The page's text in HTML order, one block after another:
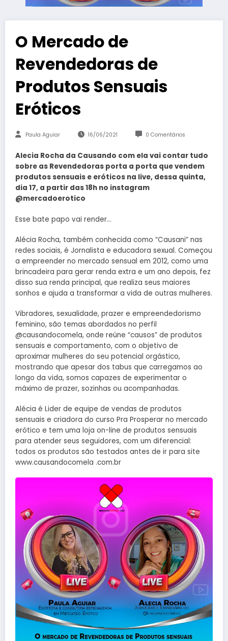
O Mercado de
Revendedoras de
Produtos Sensuais
Eróticos
Paula Aguiar 16/06/2021 0 Comentários
Alecia Rocha da Causando com ela vai contar tudo
sobre as Revendedoras porta a porta que vendem
produtos sensuais e eróticos na live, dessa quinta,
dia 17, a partir das 18h no instagram
@mercadoerotico
Esse bate papo vai render…
Alécia Rocha, também conhecida como “Causani” nas
redes sociais, é Jornalista e educadora sexual. Começou
a empreender no mercado sensual em 2012, como uma
brincadeira para gerar renda extra e um ano depois, fez
disso sua renda principal, que realiza seus maiores
sonhos e ajuda a transformar a vida de outras mulheres.
Vibradores, sexualidade, prazer e empreendedorismo
feminino, são temas abordados no perfil
@causandocomela, onde reúne “causos” de produtos
sensuais e comportamento, com o objetivo de
aproximar mulheres do seu potencial orgástico,
mostrando que apesar dos tabus que carregamos ao
longo da vida, somos capazes de experimentar o
máximo de prazer, sozinhas ou acompanhadas.
Alécia é Lider de equipe de vendas de produtos
sensuais e criadora do curso Pra Prosperar no mercado
erótico e tem uma loja on-line de produtos sensuais
para atender seus seguidores, com um diferencial:
todos os produtos são testados antes de ir para site
www.causandocomela .com.br